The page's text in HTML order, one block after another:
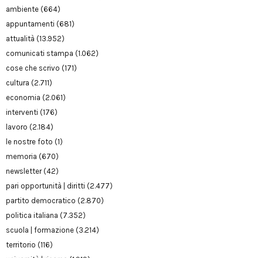
ambiente (664)
appuntamenti (681)
attualità (13.952)
comunicati stampa (1.062)
cose che scrivo (171)
cultura (2.711)
economia (2.061)
interventi (176)
lavoro (2.184)
le nostre foto (1)
memoria (670)
newsletter(42)
pari opportunità | diritti (2.477)
partito democratico (2.870)
politica italiana (7.352)
scuola | formazione (3.214)
territorio (116)